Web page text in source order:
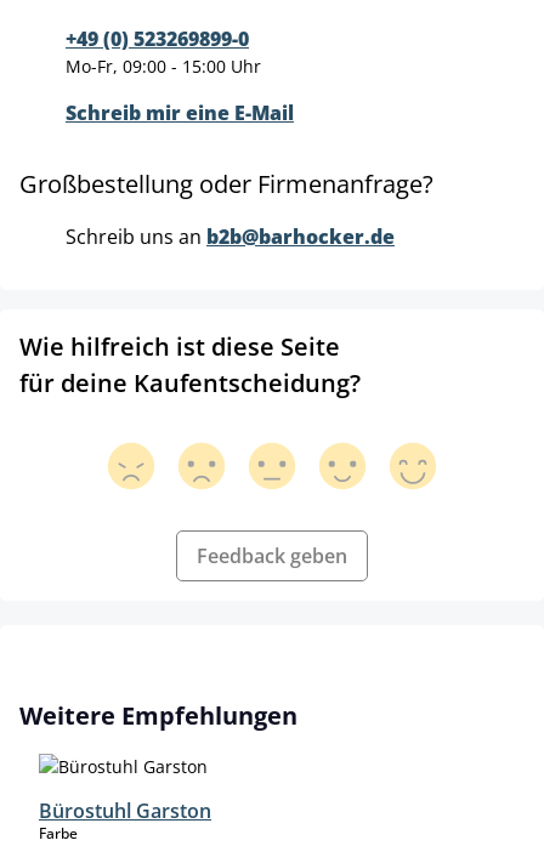
+49 (0) 523269899-0
Mo-Fr, 09:00 - 15:00 Uhr
Schreib mir eine E-Mail
Großbestellung oder Firmenanfrage?
Schreib uns an b2b@barhocker.de
Wie hilfreich ist diese Seite
für deine Kaufentscheidung?
Feedback geben
Produktgalerie überspringen
Weitere Empfehlungen
Bürostuhl Garston
Farbeauswählen